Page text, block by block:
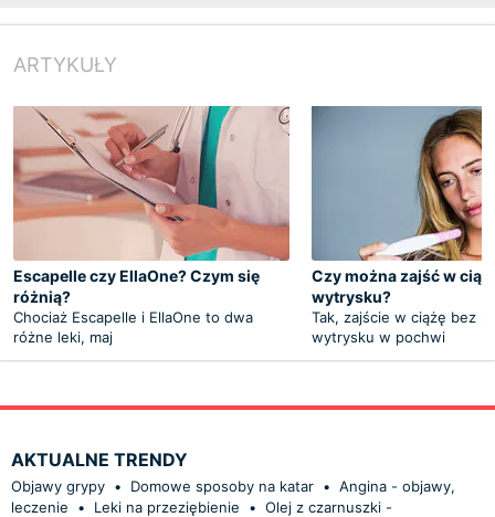
ARTYKUŁY
Escapelle czy EllaOne? Czym się
różnią?
Chociaż Escapelle i EllaOne to dwa
różne leki, maj
Czy można zajść w
wytrysku?
Tak, zajście w ciążę bez
wytrysku w pochwi
AKTUALNE TRENDY
Objawy grypy • Domowe sposoby na katar • Angina - objawy,
leczenie
• Leki na przeziębienie • Olej z czarnuszki -